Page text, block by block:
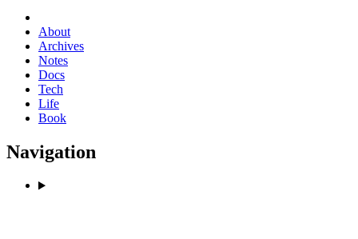
About
Archives
Notes
Docs
Tech
Life
Book
Navigation